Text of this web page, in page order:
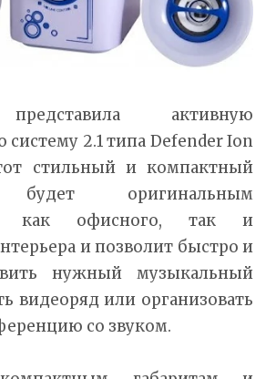
активную
систему 2.1 типа Defender Ion
стильный и компактный
будет оригинальным
как офисного, так и
и позволит быстро и
нужный музыкальный
видеоряд или организовать
со звуком.